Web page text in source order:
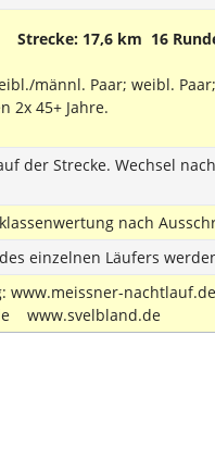
17,6 km 16
männl. Paar; weibl.
2x 45+ Jahre.
der Strecke. Wechsel
nach
einzelnen Läufers
www.meissner-
www.svelbland.de